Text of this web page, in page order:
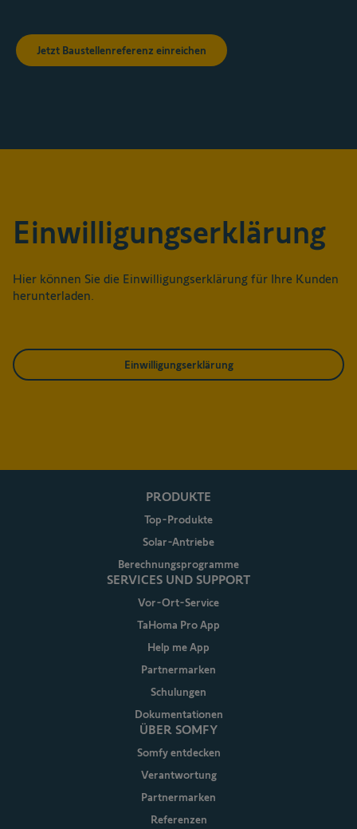
Jetzt Baustellenreferenz einreichen
Einwilligungserklärung
Hier können Sie die Einwilligungserklärung für Ihre Kunden
herunterladen.
Einwilligungserklärung
PRODUKTE
Top-Produkte
Solar-Antriebe
Berechnungsprogramme
SERVICES UND SUPPORT
Vor-Ort-Service
TaHoma Pro App
Help me App
Partnermarken
Schulungen
Dokumentationen
ÜBER SOMFY
Somfy entdecken
Verantwortung
Partnermarken
Referenzen